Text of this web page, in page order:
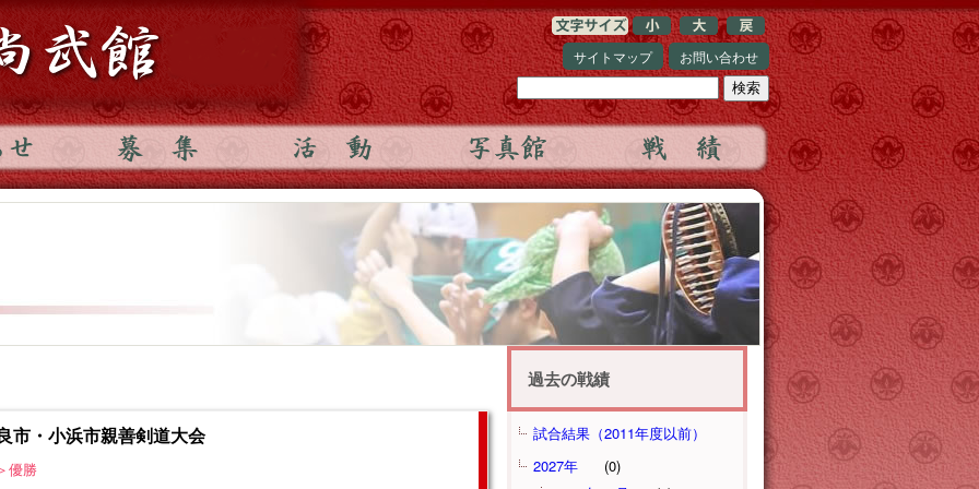
サイトマップ お問い合わせ
市・小浜市親善剣道大会
優勝
過去の戦績
試合結果（2011年度以前）
2027年
(0)